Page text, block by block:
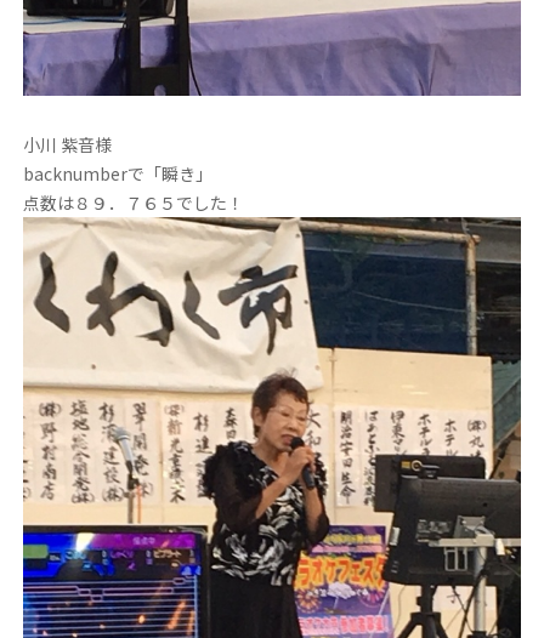
小川 紫音様
backnumberで「瞬き」
点数は８９．７６５でした！